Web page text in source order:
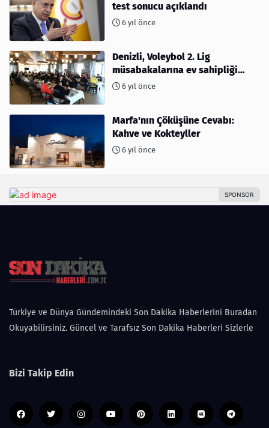
test sonucu açıklandı
6 yıl önce
Denizli, Voleybol 2. Lig
müsabakalarına ev sahipliği
yapıyor
6 yıl önce
Marfa'nın Çöküşüne Cevabı:
Kahve ve Kokteyller
6 yıl önce
Türkiye ve Dünya Gündemindeki Son Dakika Haberlerini Buradan
Okuyabilirsiniz. Güncel ve Tarafsız Son Dakika Haberleri Sizlerle
Bizi Takip Edin